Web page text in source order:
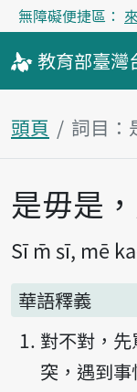
無障礙便捷區：
教育部臺灣
頭頁 詞目：
主內容區
是毋是
Sī m̄ sī, mē
華語釋義
對不對，
突，遇到事